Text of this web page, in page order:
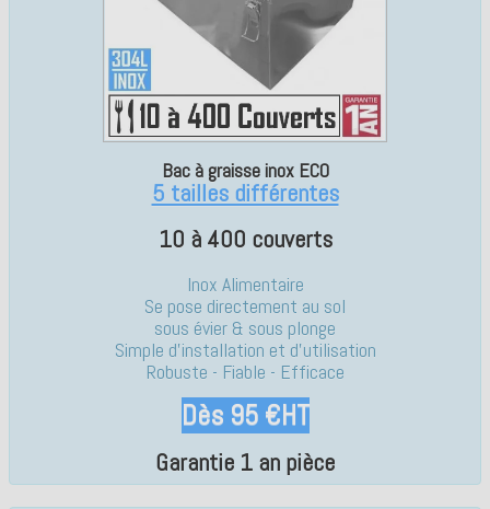
Bac à graisse inox ECO
5 tailles différentes
10 à 400 couverts
Inox Alimentaire
Se pose directement au sol
sous évier & sous plonge
Simple d'installation et d'utilisation
Robuste - Fiable - Efficace
Dès 95 €HT
Garantie 1 an pièce